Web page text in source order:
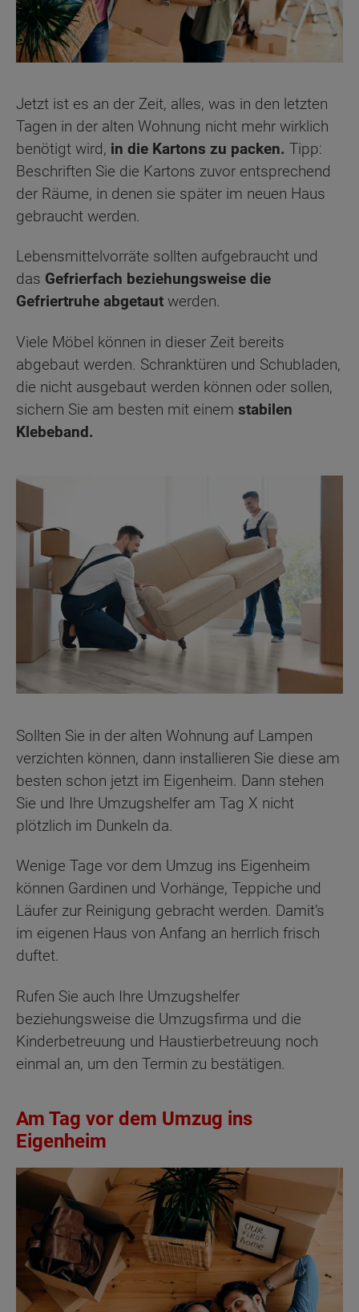
Jetzt ist es an der Zeit, alles, was in den letzten
Tagen in der alten Wohnung nicht mehr wirklich
benötigt wird, in die Kartons zu packen. Tipp:
Beschriften Sie die Kartons zuvor entsprechend
der Räume, in denen sie später im neuen Haus
gebraucht werden.
Lebensmittelvorräte sollten aufgebraucht und
das Gefrierfach beziehungsweise die
Gefriertruhe abgetaut werden.
Viele Möbel können in dieser Zeit bereits
abgebaut werden. Schranktüren und Schubladen,
die nicht ausgebaut werden können oder sollen,
sichern Sie am besten mit einem stabilen
Klebeband.
Sollten Sie in der alten Wohnung auf Lampen
verzichten können, dann installieren Sie diese am
besten schon jetzt im Eigenheim. Dann stehen
Sie und Ihre Umzugshelfer am Tag X nicht
plötzlich im Dunkeln da.
Wenige Tage vor dem Umzug ins Eigenheim
können Gardinen und Vorhänge, Teppiche und
Läufer zur Reinigung gebracht werden. Damit’s
im eigenen Haus von Anfang an herrlich frisch
duftet.
Rufen Sie auch Ihre Umzugshelfer
beziehungsweise die Umzugsfirma und die
Kinderbetreuung und Haustierbetreuung noch
einmal an, um den Termin zu bestätigen.
Am Tag vor dem Umzug ins
Eigenheim